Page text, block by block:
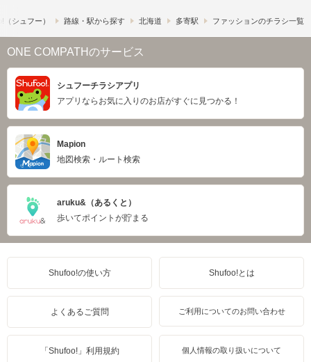
シュフー） 路線・駅から探す 北海道 多寄駅 ファッションのチラシ一覧
ONE COMPATHのサービス
シュフーチラシアプリ
アプリならお気に入りのお店がすぐに見つかる！
Mapion
地図検索・ルート検索
aruku&（あるくと）
歩いてポイントが貯まる
Shufoo!の使い方 Shufoo!とは
よくあるご質問 ご利用についてのお問い合わせ
「Shufoo!」利用規約 個人情報の取り扱いについて